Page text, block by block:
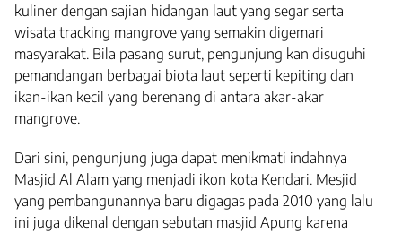
kuliner dengan sajian hidangan laut yang segar serta
wisata tracking mangrove yang semakin digemari
masyarakat. Bila pasang surut, pengunjung kan disuguhi
pemandangan berbagai biota laut seperti kepiting dan
ikan-ikan kecil yang berenang di antara akar-akar
mangrove.
Dari sini, pengunjung juga dapat menikmati indahnya
Masjid Al Alam yang menjadi ikon kota Kendari. Mesjid
yang pembangunannya baru digagas pada 2010 yang lalu
ini juga dikenal dengan sebutan masjid Apung karena